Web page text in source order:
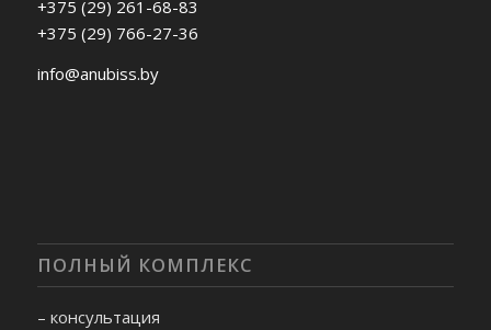
+375 (29) 261-68-83
+375 (29) 766-27-36
info@anubiss.by
ПОЛНЫЙ КОМПЛЕКС
– консультация